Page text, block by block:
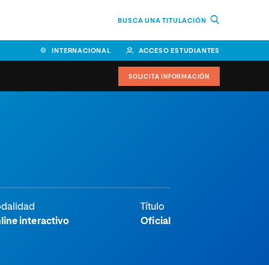
BUSCA UNA TITULACIÓN
INTERNACIONAL ACCESO ESTUDIANTES
SOLICITA INFORMACIÓN
interactivo
Título
Oficial